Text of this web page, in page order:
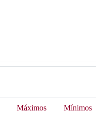
Máximos
Mínimos